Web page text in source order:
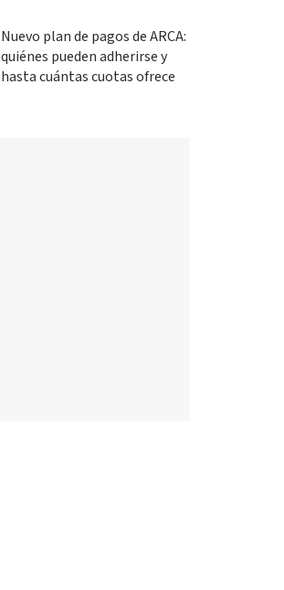
Nuevo plan de pagos de ARCA:
quiénes pueden adherirse y
hasta cuántas cuotas ofrece